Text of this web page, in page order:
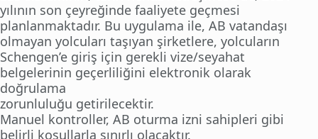
yılının son çeyreğinde faaliyete geçmesi
planlanmaktadır. Bu uygulama ile, AB vatandaşı
olmayan yolcuları taşıyan şirketlere, yolcuların
Schengen’e giriş için gerekli vize/seyahat
belgelerinin geçerliliğini elektronik olarak
doğrulama
zorunluluğu getirilecektir.
Manuel kontroller, AB oturma izni sahipleri gibi
belirli koşullarla sınırlı olacaktır.